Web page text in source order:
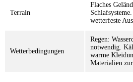
Terrain
Flaches
wetterfeste
Wetterbedingungen
Regen:
notwendig.
warme
Materialien